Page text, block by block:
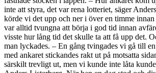
inte att styra, det var rena lotteriet, säger
körde vi det upp och ner i över en timme
var alltid tvungna att börja i god tid innan
visste hur lång tid det skulle ta att få upp det.
man lyckades. – En gång tvingades vi gå till
med ankaret stickandes rakt ut på motsatta
särskilt trevligt ut, men vi kunde inte låta